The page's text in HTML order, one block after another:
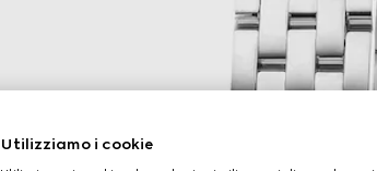
Utilizziamo i cookie